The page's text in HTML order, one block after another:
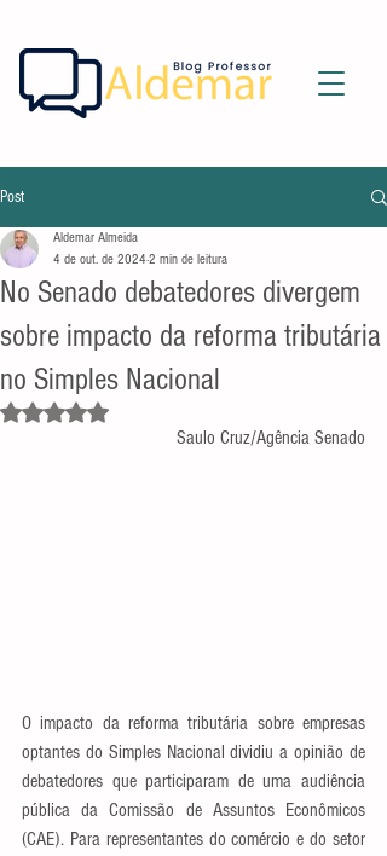
Post
No Senado debatedores divergem
sobre impacto da reforma tributária
no Simples Nacional
Aldemar Almeida
4 de out. de 2024 2 min de leitura
Avaliado com NaN de 5 estrelas.
Saulo Cruz/Agência Senado
O impacto da reforma tributária sobre empresas
optantes do Simples Nacional dividiu a opinião de
debatedores que participaram de uma audiência
pública da Comissão de Assuntos Econômicos
(CAE). Para representantes do comércio e do setor